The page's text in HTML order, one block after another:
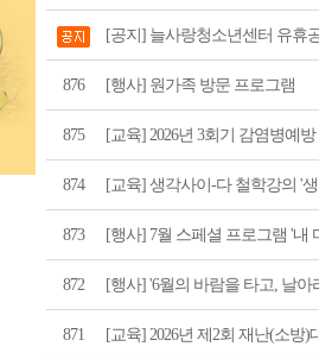
[공지] 늘사랑청소년센터 유휴
876 [행사] 원가족 방문 프로그램
875 [교육] 2026년 3회기 감염병예
874 [교육] 생각사이-다 철학강의 '
873 [행사] 7월 스페셜 프로그램 '내
872 [행사] '6월의 바람을 타고, 날
871 [교육] 2026년 제2회 재난(소방